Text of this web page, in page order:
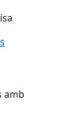
amb